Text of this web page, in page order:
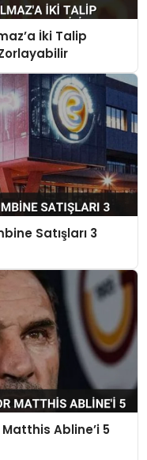
İki Talip
Zorlayabilir
Satışları 3
Abline’i 5